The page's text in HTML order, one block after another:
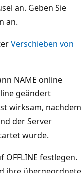
an. Geben Sie
an.
Verschieben von
NAME online
geändert
wirksam, nachdem
der Server
wurde.
OFFLINE festlegen.
ihre übergeordnete